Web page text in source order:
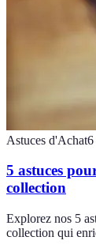
Astuces d'Achat6
5 astuces
collection
Explorez nos 5
collection qui